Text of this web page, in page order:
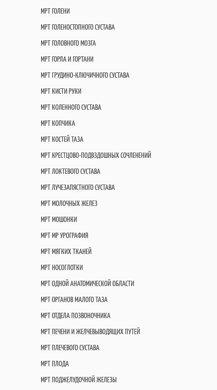
МРТ ГОЛЕНИ
МРТ ГОЛЕНОСТОПНОГО СУСТАВА
МРТ ГОЛОВНОГО МОЗГА
МРТ ГОРЛА И ГОРТАНИ
МРТ ГРУДИНО-КЛЮЧИЧНОГО СУСТАВА
МРТ КИСТИ РУКИ
МРТ КОЛЕННОГО СУСТАВА
МРТ КОПЧИКА
МРТ КОСТЕЙ ТАЗА
МРТ КРЕСТЦОВО-ПОДВЗДОШНЫХ СОЧЛЕНЕНИЙ
МРТ ЛОКТЕВОГО СУСТАВА
МРТ ЛУЧЕЗАПЯСТНОГО СУСТАВА
МРТ МОЛОЧНЫХ ЖЕЛЕЗ
МРТ МОШОНКИ
МРТ МР УРОГРАФИЯ
МРТ МЯГКИХ ТКАНЕЙ
МРТ НОСОГЛОТКИ
МРТ ОДНОЙ АНАТОМИЧЕСКОЙ ОБЛАСТИ
МРТ ОРГАНОВ МАЛОГО ТАЗА
МРТ ОТДЕЛА ПОЗВОНОЧНИКА
МРТ ПЕЧЕНИ И ЖЕЛЧЕВЫВОДЯЩИХ ПУТЕЙ
МРТ ПЛЕЧЕВОГО СУСТАВА
МРТ ПЛОДА
МРТ ПОДЖЕЛУДОЧНОЙ ЖЕЛЕЗЫ